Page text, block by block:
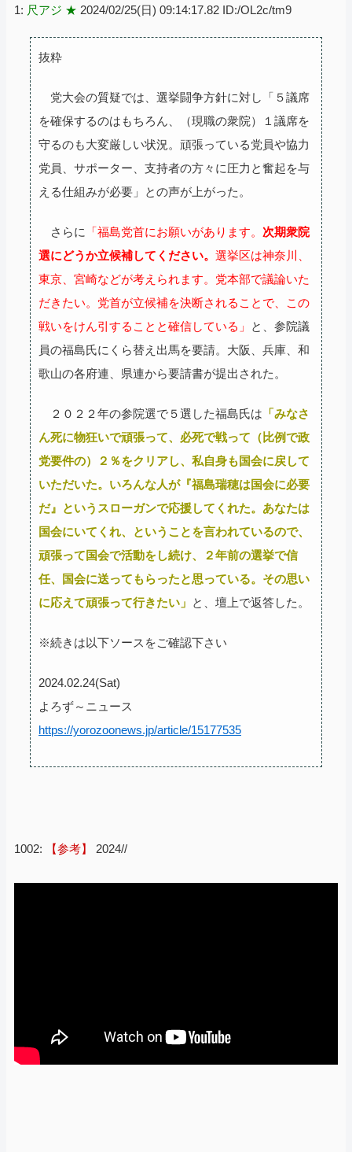
1: 尺アジ ★ 2024/02/25(日) 09:14:17.82 ID:/OL2c/tm9
抜粋
党大会の質疑では、選挙闘争方針に対し「５議席
を確保するのはもちろん、（現職の衆院）１議席を
守るのも大変厳しい状況。頑張っている党員や協力
党員、サポーター、支持者の方々に圧力と奮起を与
える仕組みが必要」との声が上がった。
さらに 「福島党首にお願いがあります。 次期衆院
選にどうか立候補してください。 選挙区は神奈川、
東京、宮崎などが考えられます。党本部で議論いた
だきたい。党首が立候補を決断されることで、この
戦いをけん引することと確信している」
と、参院議
員の福島氏にくら替え出馬を要請。大阪、兵庫、和
歌山の各府連、県連から要請書が提出された。
２０２２年の参院選で５選した福島氏は 「みなさ
ん死に物狂いで頑張って、必死で戦って（比例で政
党要件の）２％をクリアし、私自身も国会に戻して
いただいた。いろんな人が『福島瑞穂は国会に必要
だ』というスローガンで応援してくれた。あなたは
国会にいてくれ、ということを言われているので、
頑張って国会で活動をし続け、２年前の選挙で信
任、国会に送ってもらったと思っている。その思い
に応えて頑張って行きたい」 と、壇上で返答した。
※続きは以下ソースをご確認下さい
2024.02.24(Sat)
よろず～ニュース
https://yorozoonews.jp/article/15177535
1002: 【参考】 2024//